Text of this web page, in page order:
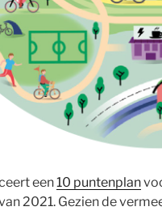
een10 puntenplan
2021. Gezien de